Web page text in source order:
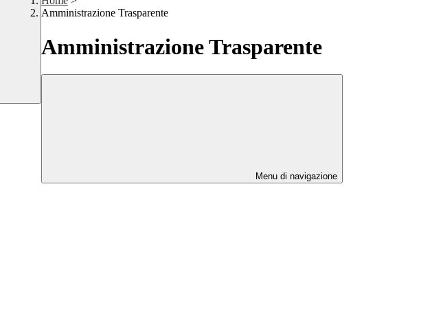
Amministrazione Trasparente
Amministrazione Trasparente
Menu di navigazione